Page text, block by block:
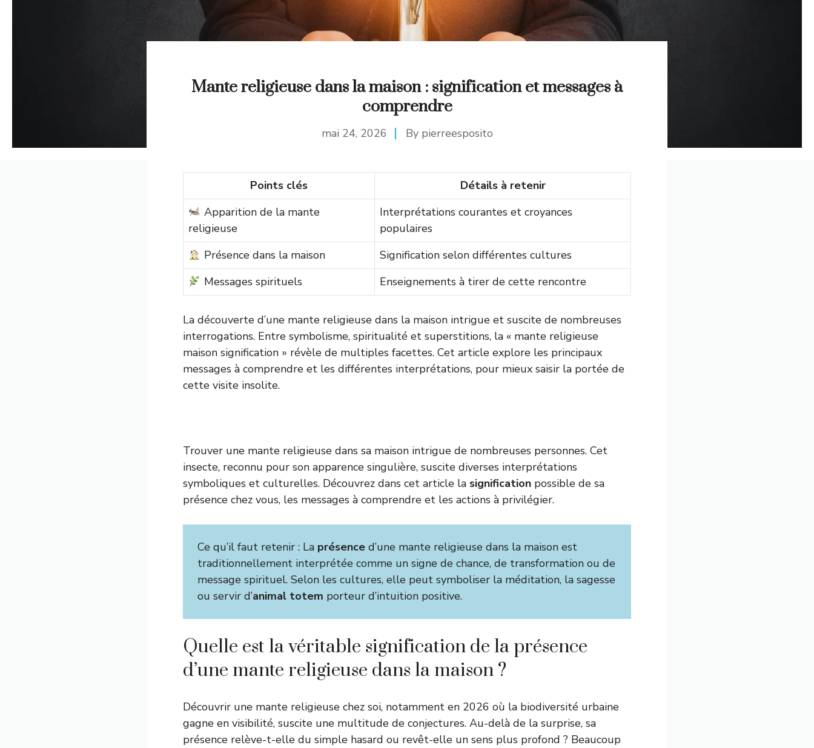
Mante religieuse dans la maison : signification et messages à
comprendre
mai 24, 2026 By pierreesposito
Points clés
Détails à retenir
Apparition de la mante
religieuse
Interprétations courantes et croyances
populaires
Présence dans la maison
Signification selon différentes cultures
Messages spirituels
Enseignements à tirer de cette rencontre
La découverte d’une mante religieuse dans la maison intrigue et suscite de nombreuses
interrogations. Entre symbolisme, spiritualité et superstitions, la « mante religieuse
maison signification » révèle de multiples facettes. Cet article explore les principaux
messages à comprendre et les différentes interprétations, pour mieux saisir la portée de
cette visite insolite.
Trouver une mante religieuse dans sa maison intrigue de nombreuses personnes. Cet
insecte, reconnu pour son apparence singulière, suscite diverses interprétations
symboliques et culturelles. Découvrez dans cet article la signification possible de sa
présence chez vous, les messages à comprendre et les actions à privilégier.
Ce qu’il faut retenir : La présence d’une mante religieuse dans la maison est
traditionnellement interprétée comme un signe de chance, de transformation ou de
message spirituel. Selon les cultures, elle peut symboliser la méditation, la sagesse
ou servir d’animal totem porteur d’intuition positive.
Quelle est la véritable signification de la présence
d’une mante religieuse dans la maison ?
Découvrir une mante religieuse chez soi, notamment en 2026 où la biodiversité urbaine
gagne en visibilité, suscite une multitude de conjectures. Au-delà de la surprise, sa
présence relève-t-elle du simple hasard ou revêt-elle un sens plus profond ? Beaucoup